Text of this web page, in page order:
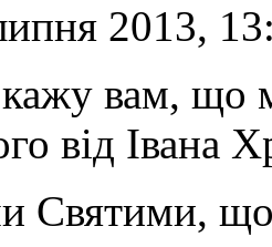
2013,
кажу вам, що
від Івана
Святими, що